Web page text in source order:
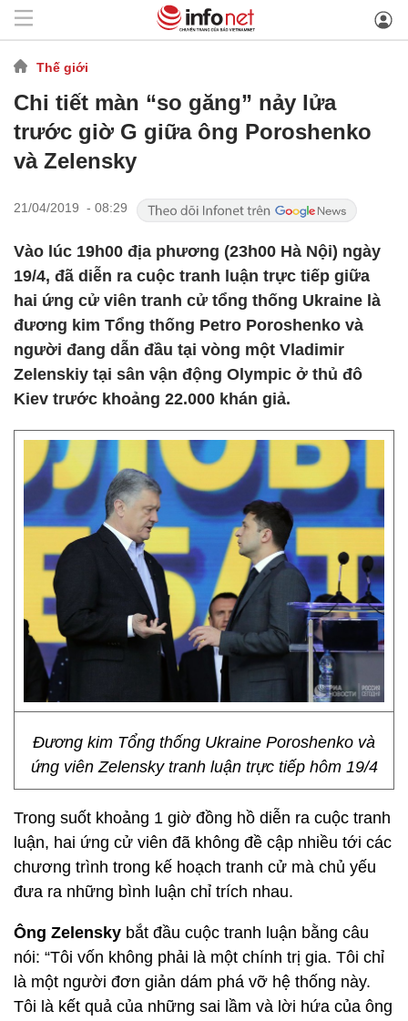
Thế giới
Chi tiết màn “so găng” nảy lửa
trước giờ G giữa ông Poroshenko
và Zelensky
21/04/2019 - 08:29
Vào lúc 19h00 địa phương (23h00 Hà Nội) ngày
19/4, đã diễn ra cuộc tranh luận trực tiếp giữa
hai ứng cử viên tranh cử tổng thống Ukraine là
đương kim Tổng thống Petro Poroshenko và
người đang dẫn đầu tại vòng một Vladimir
Zelenskiy tại sân vận động Olympic ở thủ đô
Kiev trước khoảng 22.000 khán giả.
Đương kim Tổng thống Ukraine Poroshenko và
ứng viên Zelensky tranh luận trực tiếp hôm 19/4
Trong suốt khoảng 1 giờ đồng hồ diễn ra cuộc tranh
luận, hai ứng cử viên đã không đề cập nhiều tới các
chương trình trong kế hoạch tranh cử mà chủ yếu
đưa ra những bình luận chỉ trích nhau.
Ông Zelensky bắt đầu cuộc tranh luận bằng câu
nói: “Tôi vốn không phải là một chính trị gia. Tôi chỉ
là một người đơn giản dám phá vỡ hệ thống này.
Tôi là kết quả của những sai lầm và lời hứa của ông